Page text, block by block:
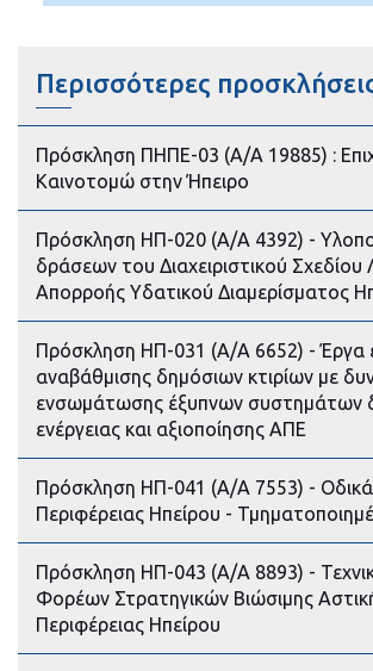
Περισσότερες
Πρόσκληση ΠΗΠΕ-03 (Α/Α 19885) :
Καινοτομώ στην Ήπειρο
Πρόσκληση ΗΠ-020 (Α/Α 4392) -
δράσεων του Διαχειριστικού
Απορροής Υδατικού Διαμερίσματος
Πρόσκληση ΗΠ-031 (Α/Α 6652) - Έργα
αναβάθμισης δημόσιων κτιρίων με
ενσωμάτωσης έξυπνων συστημάτων
ενέργειας και αξιοποίησης ΑΠΕ
Πρόσκληση ΗΠ-041 (Α/Α 7553) -
Περιφέρειας Ηπείρου -
Πρόσκληση ΗΠ-043 (Α/Α 8893) -
Φορέων Στρατηγικών Βιώσιμης
Περιφέρειας Ηπείρου